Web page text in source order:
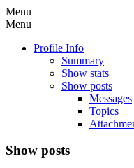
Menu
Menu
Profile Info
Summary
Show stats
Show posts
Messages
Topics
Show posts